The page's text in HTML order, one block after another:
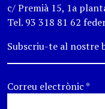
c/ Premià 15, 1a
Tel. 93 318 81 62
Subscriu-te al nostre
Correu electrònic*